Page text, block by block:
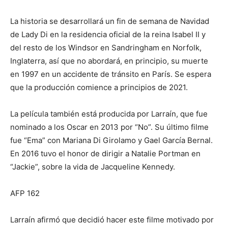
La historia se desarrollará un fin de semana de Navidad
de Lady Di en la residencia oficial de la reina Isabel II y
del resto de los Windsor en Sandringham en Norfolk,
Inglaterra, así que no abordará, en principio, su muerte
en 1997 en un accidente de tránsito en París. Se espera
que la producción comience a principios de 2021.
La película también está producida por Larraín, que fue
nominado a los Oscar en 2013 por “No”. Su último filme
fue “Ema” con Mariana Di Girolamo y Gael García Bernal.
En 2016 tuvo el honor de dirigir a Natalie Portman en
“Jackie”, sobre la vida de Jacqueline Kennedy.
AFP 162
Larraín afirmó que decidió hacer este filme motivado por